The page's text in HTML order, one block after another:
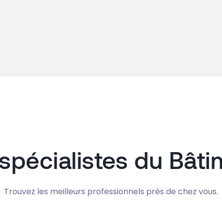
du
Trouvez les meilleurs professionnels près de chez vous.